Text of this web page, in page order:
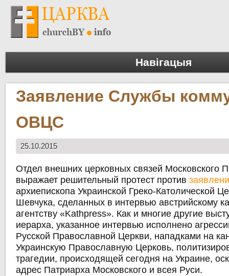
Навігацыя
Заявление Службы
ОВЦС
25.10.2015
Отдел внешних церковных связей Московского
выражает решительный протест против
архиепископа Украинской Греко-Католической
Шевчука, сделанных в интервью австрийскому
агентству «Kathpress». Как и многие другие
иерарха, указанное интервью исполнено
Русской Православной Церкви, нападками на
Украинскую Православную Церковь,
трагедии, происходящей сегодня на Украине,
адрес Патриарха Московского и всея Руси.